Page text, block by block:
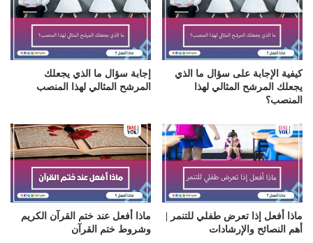
ت
و
ن
كيفية الإجابة على سؤال ما الذي
يجعلك المرشح المثالي لهذا
المنصب؟
إجابة سؤال ما الذي يجعلك
المرشح المثالي لهذا المنصب
ماذا أفعل إذا تعرض طفلي للتنمر |
أهم النصائح والإرشادات
ماذا أفعل عند ختم القرآن الكريم
وشروط ختم القرآن